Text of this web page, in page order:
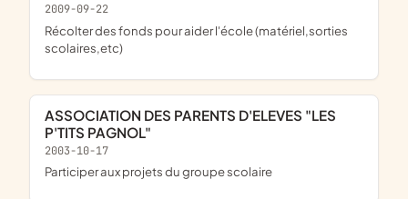
2009-09-22
récolter des fonds pour aider l'école (matériel,sorties
scolaires,etc)
ASSOCIATION DES PARENTS D'ELEVES "LES
P'TITS PAGNOL"
2003-10-17
participer aux projets du groupe scolaire